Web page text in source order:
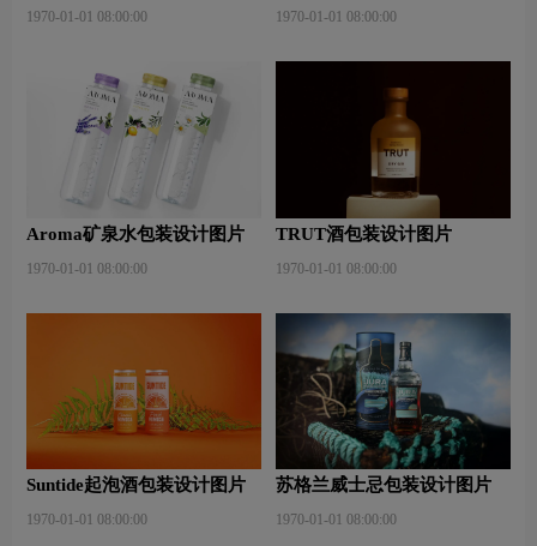
1970-01-01 08:00:00 1970-01-01 08:00:00
Aroma矿泉水包装设计图片
1970-01-01 08:00:00
TRUT酒包装设计图片
1970-01-01 08:00:00
Suntide起泡酒包装设计图片
1970-01-01 08:00:00
苏格兰威士忌包装设计图片
1970-01-01 08:00:00